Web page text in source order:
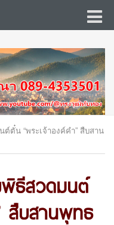
ตั๋น “พระเจ้าองค์คำ” สืบสาน
พิธีสวดมนต์
สืบสานพุทธ